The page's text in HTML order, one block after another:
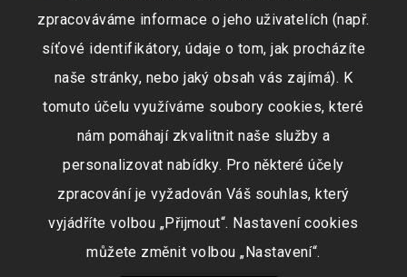
zpracováváme informace o jeho uživatelích (např.
síťové identifikátory, údaje o tom, jak procházíte
naše stránky, nebo jaký obsah vás zajímá). K
tomuto účelu využíváme soubory cookies, které
nám pomáhají zkvalitnit naše služby a
personalizovat nabídky. Pro některé účely
zpracování je vyžadován Váš souhlas, který
vyjádříte volbou „Přijmout“. Nastavení cookies
můžete změnit volbou „Nastavení“.